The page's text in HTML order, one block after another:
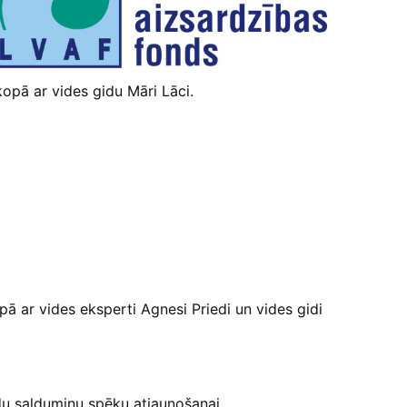
ar vides gidu Māri Lāci.
ar vides eksperti Agnesi Priedi un vides gidi
spēku atjaunošanai.